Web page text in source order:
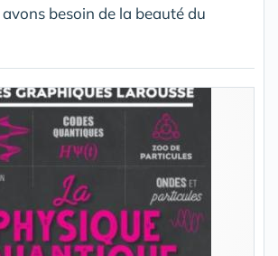
besoin de la beauté du